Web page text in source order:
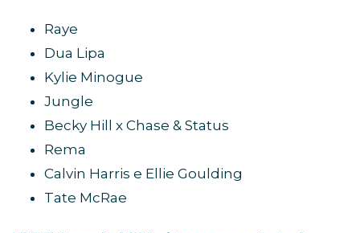
Raye
Dua Lipa
Kylie Minogue
Jungle
Becky Hill x Chase & Status
Rema
Calvin Harris e Ellie Goulding
Tate McRae